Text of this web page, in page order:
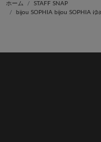
ホーム
STAFF SNAP
bijou SOPHIA bijou SOPHIA